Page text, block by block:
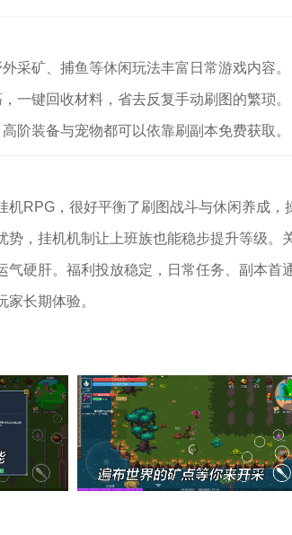
采矿、捕鱼等休闲玩法丰富日常游戏内容。
一键回收材料，省去反复手动刷图的繁琐。
阶装备与宠物都可以依靠刷副本免费获取。
机RPG，很好平衡了刷图战斗与休闲养成
势，挂机机制让上班族也能稳步提升等级
气硬肝。福利投放稳定，日常任务、副本
长期体验。